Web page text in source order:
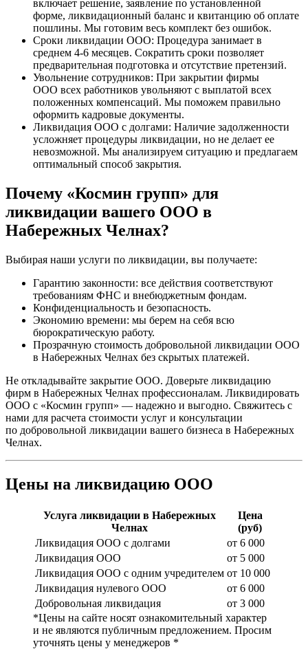
включает решение, заявление по установленной
форме, ликвидационный баланс и квитанцию об оплате
пошлины. Мы готовим весь комплект без ошибок.
Сроки ликвидации ООО: Процедура занимает в
среднем 4-6 месяцев. Сократить сроки позволяет
предварительная подготовка и отсутствие претензий.
Увольнение сотрудников: При закрытии фирмы
ООО всех работников увольняют с выплатой всех
положенных компенсаций. Мы поможем правильно
оформить кадровые документы.
Ликвидация ООО с долгами: Наличие задолженности
усложняет процедуры ликвидации, но не делает ее
невозможной. Мы анализируем ситуацию и предлагаем
оптимальный способ закрытия.
Почему «Космин групп» для
ликвидации вашего ООО в
Набережных Челнах?
Выбирая наши услуги по ликвидации, вы получаете:
Гарантию законности: все действия соответствуют
требованиям ФНС и внебюджетным фондам.
Конфиденциальность и безопасность.
Экономию времени: мы берем на себя всю
бюрократическую работу.
Прозрачную стоимость добровольной ликвидации ООО
в Набережных Челнах без скрытых платежей.
Не откладывайте закрытие ООО. Доверьте ликвидацию
фирм в Набережных Челнах профессионалам. Ликвидировать
ООО с «Космин групп» — надежно и выгодно. Свяжитесь с
нами для расчета стоимости услуг и консультации
по добровольной ликвидации вашего бизнеса в Набережных
Челнах.
Цены на ликвидацию ООО
Услуга ликвидации в Набережных
Челнах
Цена
(руб)
Ликвидация ООО с долгами
от 6 000
Ликвидация ООО
от 5 000
Ликвидация ООО с одним учредителем от 10 000
Ликвидация нулевого ООО
от 6 000
Добровольная ликвидация
от 3 000
*Цены на сайте носят ознакомительный характер
и не являются публичным предложением. Просим
уточнять цены у менеджеров *